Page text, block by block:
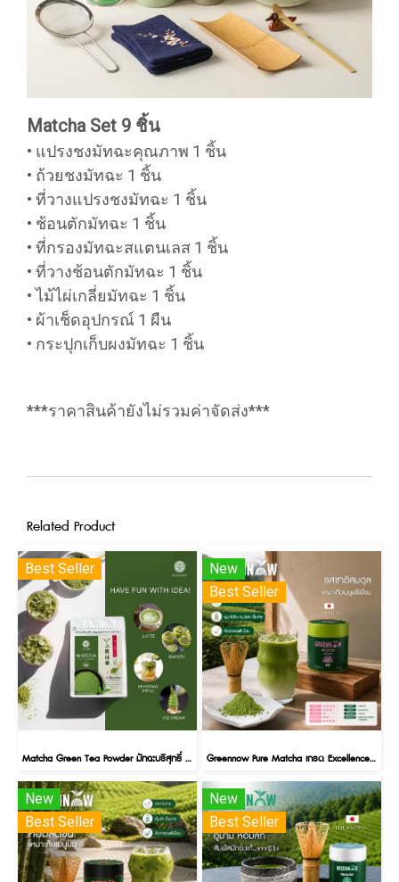
Matcha Set 9 ชิ้น
• แปรงชงมัทฉะคุณภาพ 1 ชิ้น
• ถ้วยชงมัทฉะ 1 ชิ้น
• ที่วางแปรงชงมัทฉะ 1 ชิ้น
• ช้อนตักมัทฉะ 1 ชิ้น
• ที่กรองมัทฉะสแตนเลส 1 ชิ้น
• ที่วางช้อนตักมัทฉะ 1 ชิ้น
• ไม้ไผ่เกลี่ยมัทฉะ 1 ชิ้น
• ผ้าเช็ดอุปกรณ์ 1 ผืน
• กระปุกเก็บผงมัทฉะ 1 ชิ้น
***ราคาสินค้ายังไม่รวมค่าจัดส่ง***
Related Product
Best Seller
Matcha Green Tea Powder มัทฉะบริสุทธิ์ ชาเขียวมัทฉะ พรีเมี่ยม แท้ 100% Matcha Premium
New
Best Seller
Greennow Pure Matcha เกรด Excellence มัทฉะบริสุทธิ์ ชาเขียวมัทฉะ พรีเมี่ยม แท้ 100%
New
Best Seller
New
Best Seller